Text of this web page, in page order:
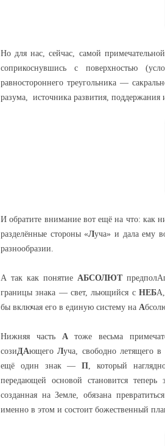
Но для нас, сейчас, самой
соприкоснувшись с поверхностью
равностороннего треугольника —
разума, источника развития, поддержания
И обратите внимание вот ещё на что: как
разделённые стороны «Луча» и дала ему
разнообразии.
А так как понятие АБСОЛЮТ
границы знака — свет, льющийся с НЕБ
бы включая его в единую систему на А
Нижняя часть А тоже весьма
созиДАющегоЛуча, свободно летящего
ещё один знак —П , который
передающей основой становится
созданная на Земле, обязана
именно в этом и состоит божественный